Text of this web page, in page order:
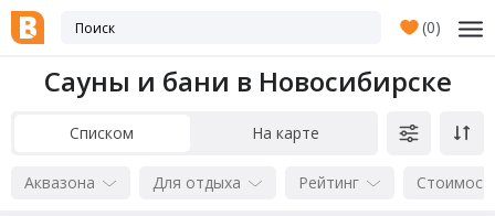
(0)
Сауны и бани в Новосибирске
Списком На карте
Аквазона Для отдыха Рейтинг